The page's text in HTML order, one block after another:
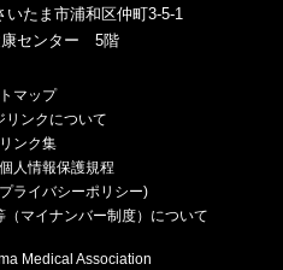
たま市浦和区仲町3-5-1
康センター 5階
マップ
リンクについて
ンク集
人情報保護規程
ライバシーポリシー)
マイナンバー制度）について
Medical Association